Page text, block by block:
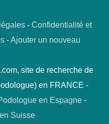
- Confidentialité et
-Ajouter un nouveau
site de recherche de
en FRANCE -
en Espagne -
Suisse